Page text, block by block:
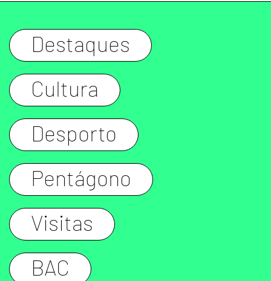
Destaques
Cultura
Desporto
Pentágono
Visitas
BAC